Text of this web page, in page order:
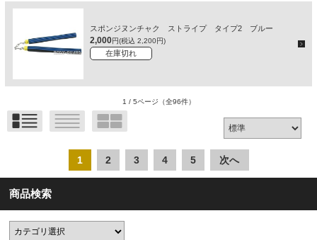
スポンジヌンチャク ストライプ タイプ2 ブルー
2,000円(税込 2,200円)
在庫切れ
1 / 5ページ （全96件）
1 2 3 4 5 次へ
商品検索